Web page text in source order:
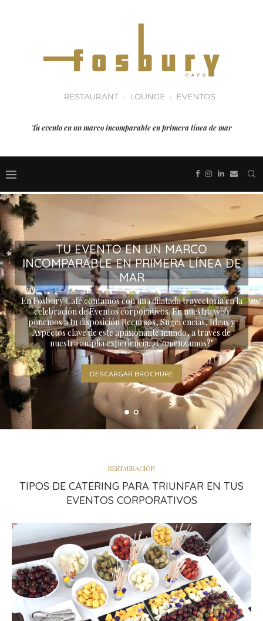
Tu evento en un marco incomparable en primera línea de mar
TU EVENTO EN UN MARCO
INCOMPARABLE EN PRIMERA LÍNEA DE
MAR
En Fosbury Café contamos con una dilatada trayectoria en la
celebración de Eventos corporativos. En nuestra web
ponemos a tu disposición Recursos, Sugerencias, Ideas y
Aspectos clave de este apasionante mundo, a través de
nuestra amplia experiencia. ¿Comenzamos?"
DESCARGAR BROCHURE
RESTAURACIÓN
TIPOS DE CATERING PARA TRIUNFAR EN TUS
EVENTOS CORPORATIVOS